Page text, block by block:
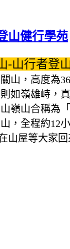
山健行學苑
-山行者登
山，高度為
如嶺雄峙，
嶺山合稱為
，全程約12
山屋等大家